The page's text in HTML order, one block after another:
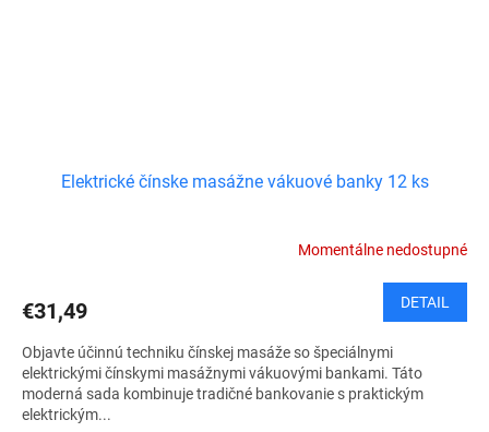
Elektrické čínske masážne vákuové banky 12 ks
Momentálne nedostupné
€31,49 DETAIL
Objavte účinnú techniku čínskej masáže so špeciálnymi
elektrickými čínskymi masážnymi vákuovými bankami. Táto
moderná sada kombinuje tradičné bankovanie s praktickým
elektrickým...